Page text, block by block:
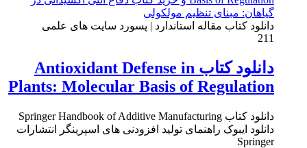
دانلود کتاب مقاله استاندارد | پسورد سایت های علمی
211
دانلود کتاب Antioxidant Defense in
Plants: Molecular Basis of Regulation
دانلود کتاب Springer Handbook of Additive Manufacturing
دانلود ایبوک راهنمای تولید افزودنی های اسپرینگر انتشارات
Springer